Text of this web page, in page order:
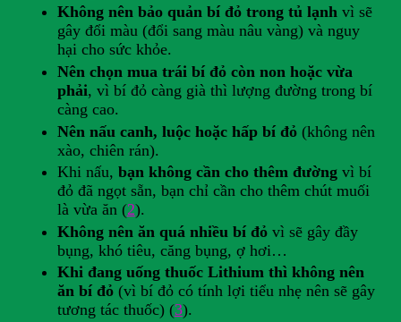
Không nên bảo quản bí đỏ trong tủ lạnhvì sẽ
gây đổi màu (đổi sang màu nâu vàng) và nguy
hại cho sức khỏe.
Nên chọn mua trái bí đỏ còn non hoặc vừa
phải, vì bí đỏ càng già thì lượng đường trong bí
càng cao.
Nên nấu canh, luộc hoặc hấp bí đỏ(không nên
xào, chiên rán).
Khi nấu, bạn không cần cho thêm đườngvì bí
đỏ đã ngọt sẵn, bạn chỉ cần cho thêm chút muối
là vừa ăn (2).
Không nên ăn quá nhiều bí đỏvì sẽ gây đầy
bụng, khó tiêu, căng bụng, ợ hơi…
Khi đang uống thuốc Lithium thì không nên
ăn bí đỏ(vì bí đỏ có tính lợi tiểu nhẹ nên sẽ gây
tương tác thuốc) (3).